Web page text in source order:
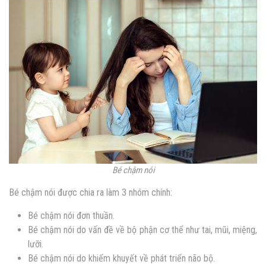
Bé chậm nói
Bé chậm nói được chia ra làm 3 nhóm chính:
Bé chậm nói đơn thuần.
Bé chậm nói do vấn đề về bộ phận cơ thể như tai, mũi, miệng,
lưỡi.
Bé chậm nói do khiếm khuyết về phát triển não bộ.